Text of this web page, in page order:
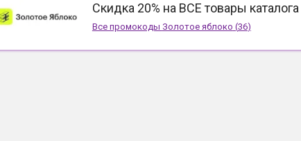
Скидка 20% на ВСЕ товары каталога
Все промокоды Золотое яблоко (36)